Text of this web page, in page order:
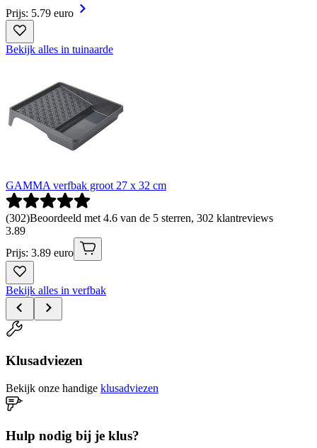
Prijs: 5.79 euro
Bekijk alles in tuinaarde
GAMMA verfbak groot 27 x 32 cm
(302)Beoordeeld met 4.6 van de 5 sterren, 302 klantreviews
3.89
Prijs: 3.89 euro
Bekijk alles in verfbak
Klusadviezen
Bekijk onze handige klusadviezen
Hulp nodig bij je klus?